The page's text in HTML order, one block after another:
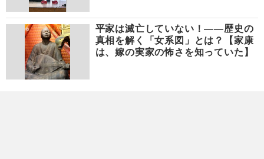
平家は滅亡していない！――歴史の
真相を解く「女系図」とは？【家康
は、嫁の実家の怖さを知っていた】